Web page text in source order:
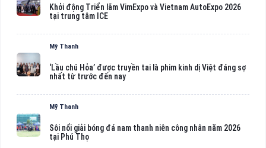
Khởi động Triển lãm VimExpo và Vietnam AutoExpo 2026
tại trung tâm ICE
Mỹ Thanh
‘Lầu chú Hỏa’ được truyền tai là phim kinh dị Việt đáng sợ
nhất từ trước đến nay
Mỹ Thanh
Sôi nổi giải bóng đá nam thanh niên công nhân năm 2026
tại Phú Thọ